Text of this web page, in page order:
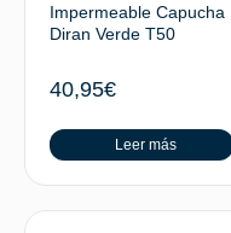
Impermeable Capucha
Diran Verde T50
40,95€
Leer más